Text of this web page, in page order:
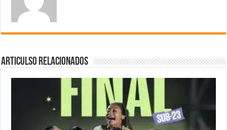
Articulso Relacionados